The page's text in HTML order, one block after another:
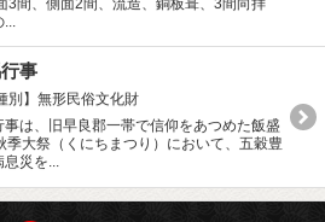
間、側面2間、流造、銅板葺、3間向拝
...
事
別】無形民俗文化財
は、旧早良郡一帯で信仰をあつめた飯盛
季大祭（くにちまつり）において、五穀豊
息災を...